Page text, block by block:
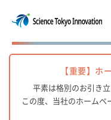
【重要】ホ
平素は格別のお引き
この度、当社のホームペ